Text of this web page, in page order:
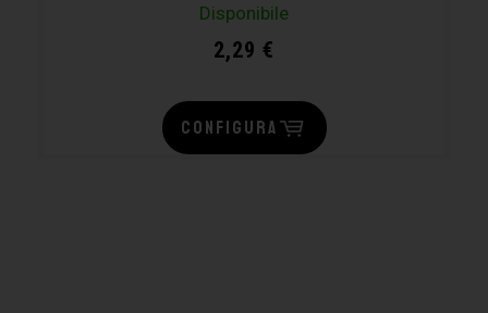
Disponibile
2,29 €
CONFIGURA